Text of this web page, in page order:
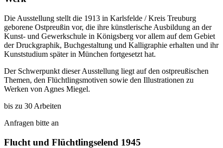
Die Ausstellung stellt die 1913 in Karlsfelde / Kreis Treuburg
geborene Ostpreußin vor, die ihre künstlerische Ausbildung an der
Kunst- und Gewerkschule in Königsberg vor allem auf dem Gebiet
der Druckgraphik, Buchgestaltung und Kalligraphie erhalten und ihr
Kunststudium später in München fortgesetzt hat.
Der Schwerpunkt dieser Ausstellung liegt auf den ostpreußischen
Themen, den Flüchtlingsmotiven sowie den Illustrationen zu
Werken von Agnes Miegel.
bis zu 30 Arbeiten
Anfragen bitte an
Flucht und Flüchtlingselend 1945